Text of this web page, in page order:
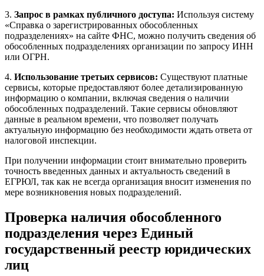
3. Запрос в рамках публичного доступа: Используя систему
«Справка о зарегистрированных обособленных
подразделениях» на сайте ФНС, можно получить сведения об
обособленных подразделениях организации по запросу ИНН
или ОГРН.
4. Использование третьих сервисов: Существуют платные
сервисы, которые предоставляют более детализированную
информацию о компании, включая сведения о наличии
обособленных подразделений. Такие сервисы обновляют
данные в реальном времени, что позволяет получать
актуальную информацию без необходимости ждать ответа от
налоговой инспекции.
При получении информации стоит внимательно проверить
точность введенных данных и актуальность сведений в
ЕГРЮЛ, так как не всегда организация вносит изменения по
мере возникновения новых подразделений.
Проверка наличия обособленного
подразделения через Единый
государственный реестр юридических
лиц